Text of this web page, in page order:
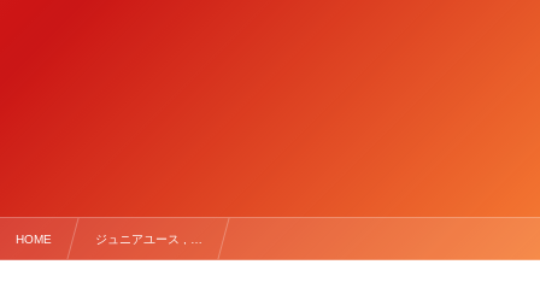
HOME ジュニアユース , …